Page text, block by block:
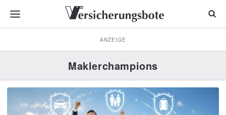
ANZEIGE
Maklerchampions